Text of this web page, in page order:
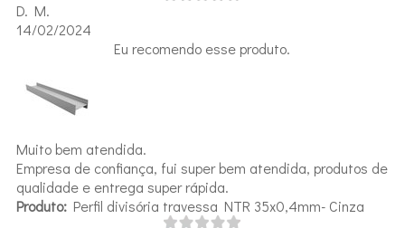
D. M.
14/02/2024
Eu recomendo esse produto.
Muito bem atendida.
Empresa de confiança, fui super bem atendida, produtos de
qualidade e entrega super rápida.
Produto:Perfil divisória travessa NTR 35x0,4mm- Cinza